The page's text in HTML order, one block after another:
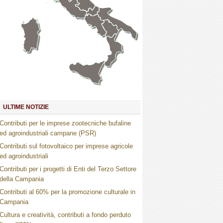
Abruzzo
Basilicata
Marche
Molise
Puglia
Umbria
ULTIME NOTIZIE
Contributi per le imprese zootecniche bufaline
ed agroindustriali campane (PSR)
Contributi sul fotovoltaico per imprese agricole
ed agroindustriali
Contributi per i progetti di Enti del Terzo Settore
della Campania
Contributi al 60% per la promozione culturale in
Campania
Cultura e creatività, contributi a fondo perduto